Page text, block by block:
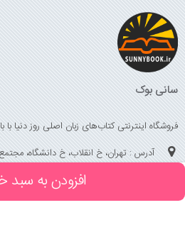
افزودن به سبد
سانی بوک
فروشگاه اینترنتی کتاب‌های زبان اصلی روز دنیا
آدرس : تهران، خ انقلاب، خ دانشگاه، مجتمع
تماس حاصل فرمایید)